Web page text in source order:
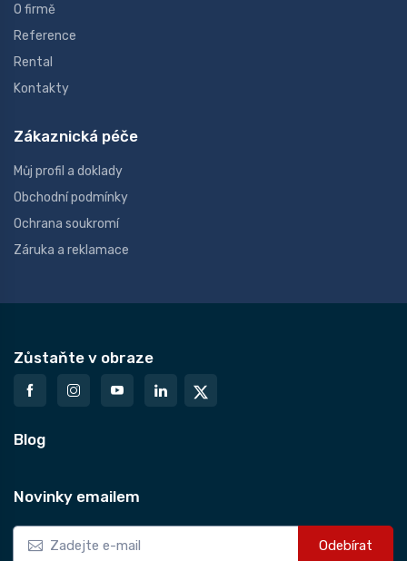
O firmě
Reference
Rental
Kontakty
Zákaznická péče
Můj profil a doklady
Obchodní podmínky
Ochrana soukromí
Záruka a reklamace
Zůstaňte v obraze
Blog
Novinky emailem
Odebírat